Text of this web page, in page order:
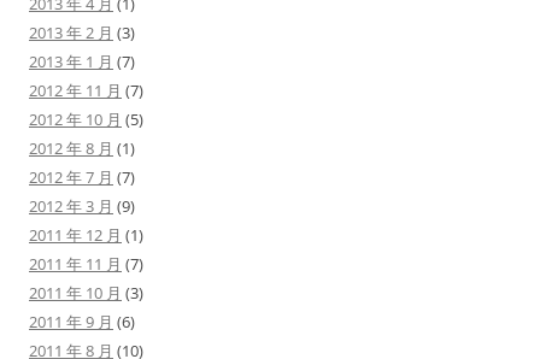
2013 年 2 月 (3)
2013 年 1 月 (7)
2012 年 11 月 (7)
2012 年 10 月 (5)
2012 年 8 月 (1)
2012 年 7 月 (7)
2012 年 3 月 (9)
2011 年 12 月 (1)
2011 年 11 月 (7)
2011 年 10 月 (3)
2011 年 9 月 (6)
2011 年 8 月 (10)